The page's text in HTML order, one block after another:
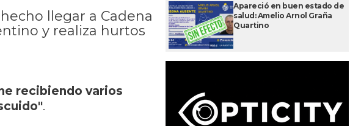
llegar a Cadena
y realiza hurtos
recibiendo varios
.
Apareció en buen estado de
salud: Amelio Arnol Graña
Quartino